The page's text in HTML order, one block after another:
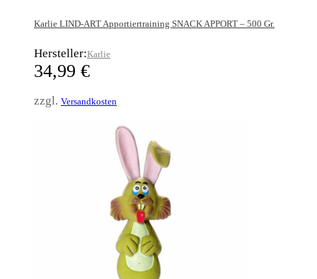
Karlie LIND-ART Apportiertraining SNACK APPORT – 500 Gr.
Hersteller:Karlie
34,99 €
zzgl. Versandkosten